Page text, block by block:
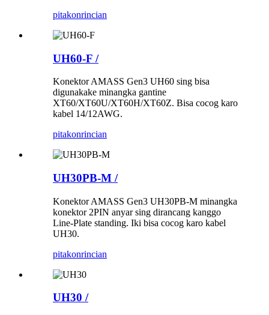
pitakonrincian
UH60-F /
Konektor AMASS Gen3 UH60 sing bisa
digunakake minangka gantine
XT60/XT60U/XT60H/XT60Z. Bisa cocog karo
kabel 14/12AWG.
pitakonrincian
UH30PB-M /
Konektor AMASS Gen3 UH30PB-M minangka
konektor 2PIN anyar sing dirancang kanggo
Line-Plate standing. Iki bisa cocog karo kabel
UH30.
pitakonrincian
UH30 /